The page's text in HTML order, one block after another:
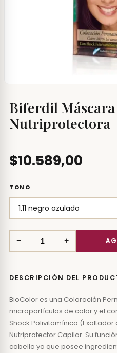
Biferdil
Nutriprotectora
$10.589,00
TONO
− +
DESCRIPCIÓN DEL
BioColor es una Coloración
micropartículas de color y el
Shock Polivitamínico
Nutriprotector Capilar. Su
cabello ya que posee